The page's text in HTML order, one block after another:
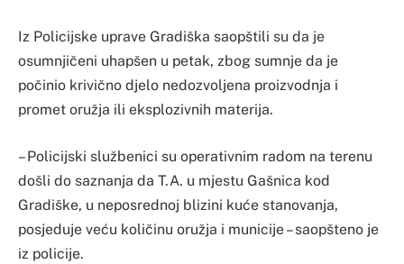
Iz Policijske uprave Gradiška saopštili su da je
osumnjičeni uhapšen u petak, zbog sumnje da je
počinio krivično djelo nedozvoljena proizvodnja i
promet oružja ili eksplozivnih materija.
– Policijski službenici su operativnim radom na terenu
došli do saznanja da T.A. u mjestu Gašnica kod
Gradiške, u neposrednoj blizini kuće stanovanja,
posjeduje veću količinu oružja i municije – saopšteno je
iz policije.